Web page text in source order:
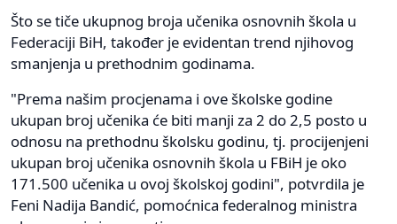
Što se tiče ukupnog broja učenika osnovnih škola u
Federaciji BiH, također je evidentan trend njihovog
smanjenja u prethodnim godinama.
"Prema našim procjenama i ove školske godine
ukupan broj učenika će biti manji za 2 do 2,5 posto u
odnosu na prethodnu školsku godinu, tj. procijenjeni
ukupan broj učenika osnovnih škola u FBiH je oko
171.500 učenika u ovoj školskoj godini", potvrdila je
Feni Nadija Bandić, pomoćnica federalnog ministra